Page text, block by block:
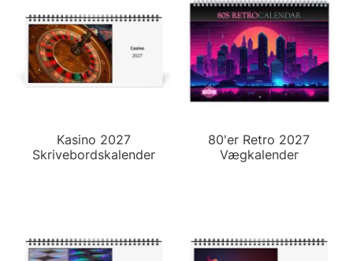
Kasino 2027
Skrivebordskalender
80'er Retro 2027
Vægkalender